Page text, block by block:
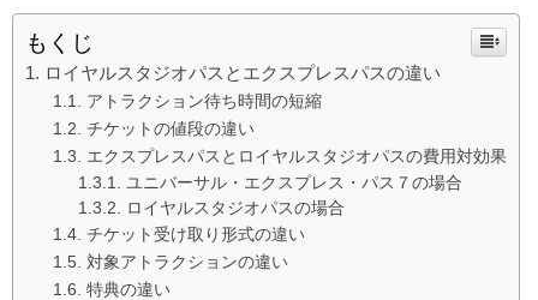
もくじ
ロイヤルスタジオパスとエクスプレスパスの違い
アトラクション待ち時間の短縮
チケットの値段の違い
エクスプレスパスとロイヤルスタジオパスの費用対効果
ユニバーサル・エクスプレス・パス７の場合
ロイヤルスタジオパスの場合
チケット受け取り形式の違い
対象アトラクションの違い
特典の違い